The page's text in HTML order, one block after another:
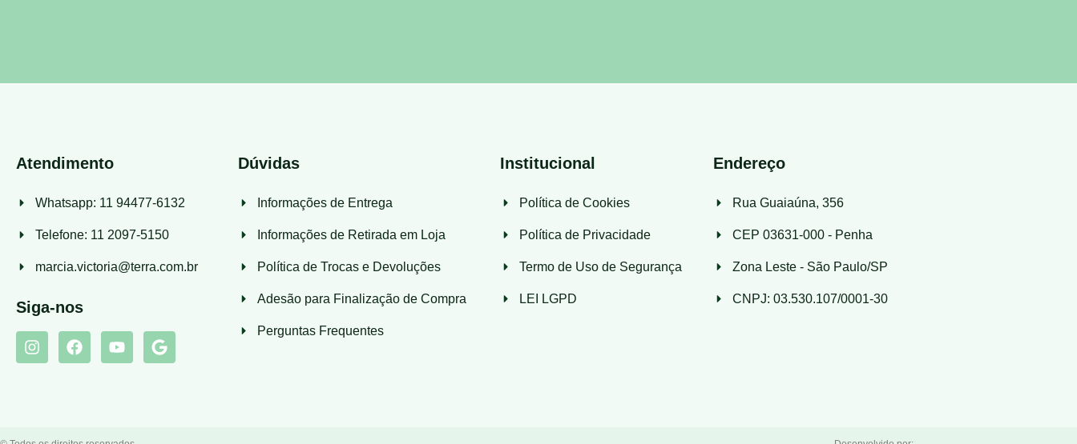
Atendimento
Whatsapp: 11 94477-6132
Telefone: 11 2097-5150
marcia.victoria@terra.com.br
Siga-nos
Dúvidas
Informações de Entrega
Informações de Retirada em Loja
Política de Trocas e Devoluções
Adesão para Finalização de Compra
Perguntas Frequentes
Institucional
Política de Cookies
Política de Privacidade
Termo de Uso de Segurança
LEI LGPD
Endereço
Rua Guaiaúna, 356
CEP 03631-000 - Penha
Zona Leste - São Paulo/SP
CNPJ: 03.530.107/0001-30